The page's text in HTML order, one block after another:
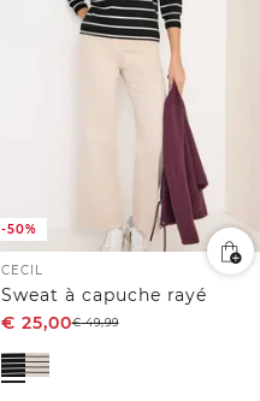
-50%
CECIL
Sweat à capuche rayé
€ 25,00€49,99